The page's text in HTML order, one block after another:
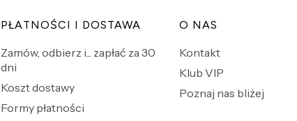
PŁATNOŚCI I DOSTAWA
Zamów, odbierz i... zapłać za 30
dni
Koszt dostawy
Formy płatności
O NAS
Kontakt
Klub VIP
Poznaj nas bliżej